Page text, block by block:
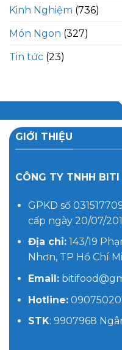
Kinh Nghiệm (736)
Món Ngon (327)
Tin tức (23)
GIỚI THIỆU
CÔNG TY TNHH BITI
GPKD số
cấp ngày 20/07/
Địa chỉ:143/19
Nhơn, TP Hồ Chí
Email:
Hotline:
STK: 9907968